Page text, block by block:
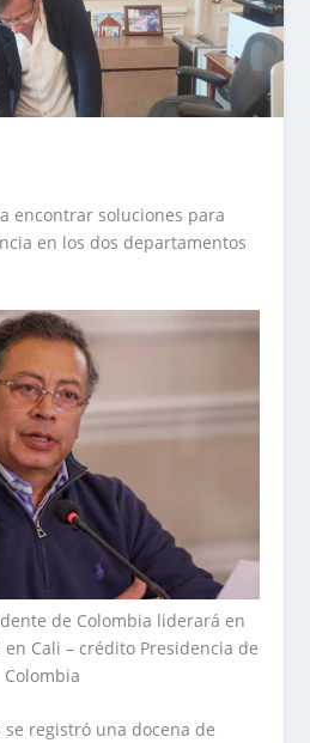
encontrar soluciones para
en los dos departamentos
de Colombia liderará en
Cali – crédito Presidencia de
Colombia
registró una docena de